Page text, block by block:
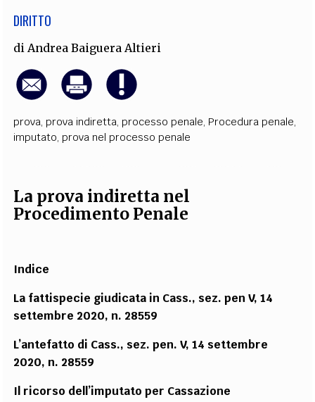
DIRITTO
di Andrea Baiguera Altieri
prova, prova indiretta, processo penale, Procedura penale,
imputato, prova nel processo penale
La prova indiretta nel
Procedimento Penale
Indice
La fattispecie giudicata in Cass., sez. pen V, 14
settembre 2020, n. 28559
L’antefatto di Cass., sez. pen. V, 14 settembre
2020, n. 28559
Il ricorso dell’imputato per Cassazione